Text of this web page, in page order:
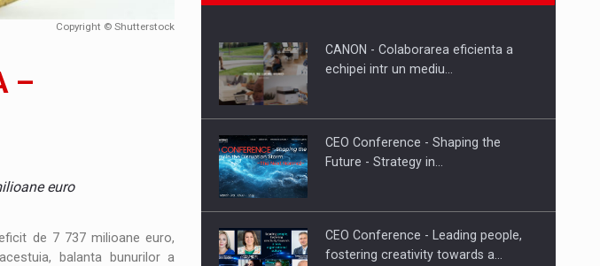
GT Copyright © Shutterstock
–
euro
de 7 737 milioane euro,
balanta bunurilor a
Proteinmaxxing and the Future of
CANON - Colaborarea eficienta a
echipei intr un mediu…
CEO Conference - Shaping the
Future - Strategy in…
CEO Conference - Leading people,
fostering creativity towards a…